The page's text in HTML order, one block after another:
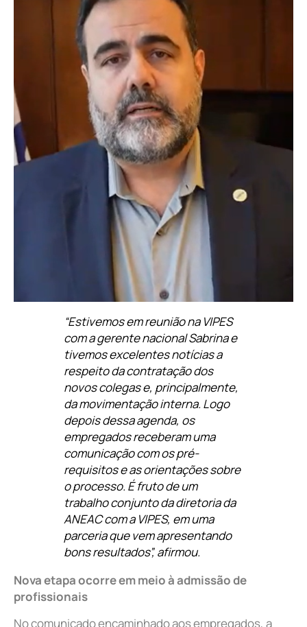
“Estivemos em reunião na VIPES
com a gerente nacional Sabrina e
tivemos excelentes notícias a
respeito da contratação dos
novos colegas e, principalmente,
da movimentação interna. Logo
depois dessa agenda, os
empregados receberam uma
comunicação com os pré-
requisitos e as orientações sobre
o processo. É fruto de um
trabalho conjunto da diretoria da
ANEAC com a VIPES, em uma
parceria que vem apresentando
bons resultados”, afirmou.
Nova etapa ocorre em meio à admissão de
profissionais
No comunicado encaminhado aos empregados, a